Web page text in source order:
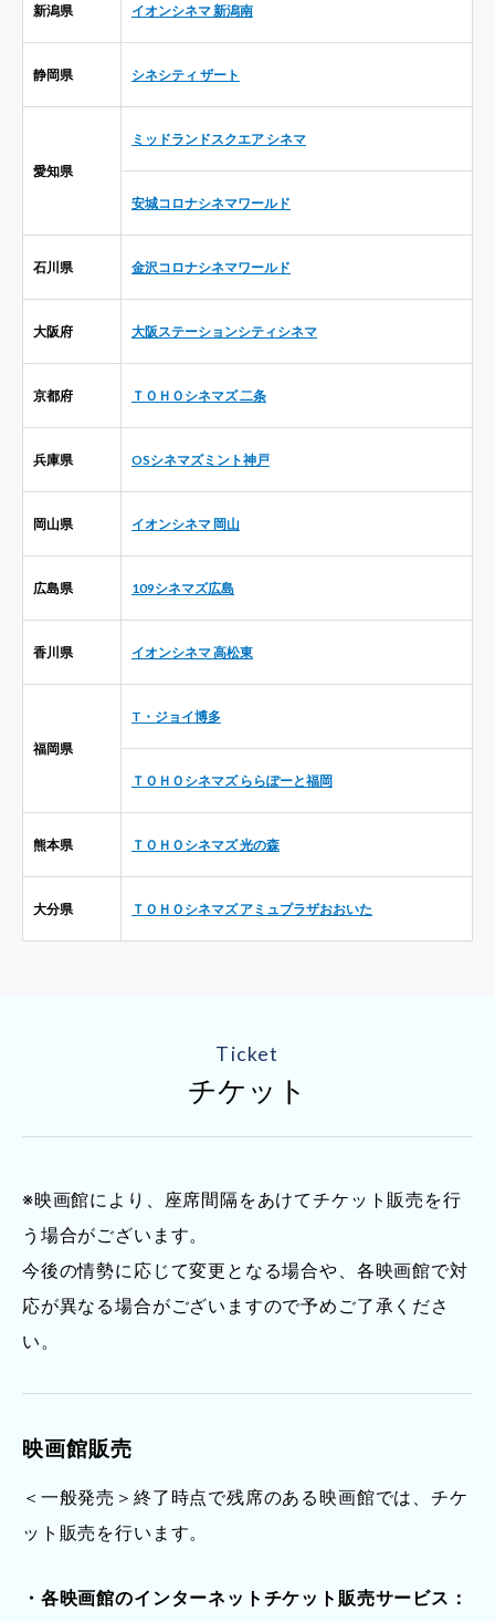
新潟県 イオンシネマ 新潟南
静岡県 シネシティ ザート
愛知県
ミッドランドスクエア シネマ
安城コロナシネマワールド
石川県 金沢コロナシネマワールド
大阪府 大阪ステーションシティシネマ
京都府 ＴＯＨＯシネマズ 二条
兵庫県 OSシネマズミント神戸
岡山県 イオンシネマ 岡山
広島県 109シネマズ広島
香川県 イオンシネマ 高松東
福岡県
T・ジョイ博多
ＴＯＨＯシネマズ ららぽーと福岡
熊本県 ＴＯＨＯシネマズ 光の森
大分県 ＴＯＨＯシネマズ アミュプラザおおいた
Ticket
チケット
※映画館により、座席間隔をあけてチケット販売を行
う場合がございます。
今後の情勢に応じて変更となる場合や、各映画館で対
応が異なる場合がございますので予めご了承くださ
い。
映画館販売
＜一般発売＞終了時点で残席のある映画館では、チケ
ット販売を行います。
・各映画館のインターネットチケット販売サービス：